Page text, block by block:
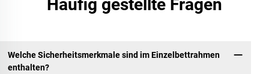
Häufig gestellte Fragen
Welche Sicherheitsmerkmale sind im Einzelbettrahmen
enthalten?